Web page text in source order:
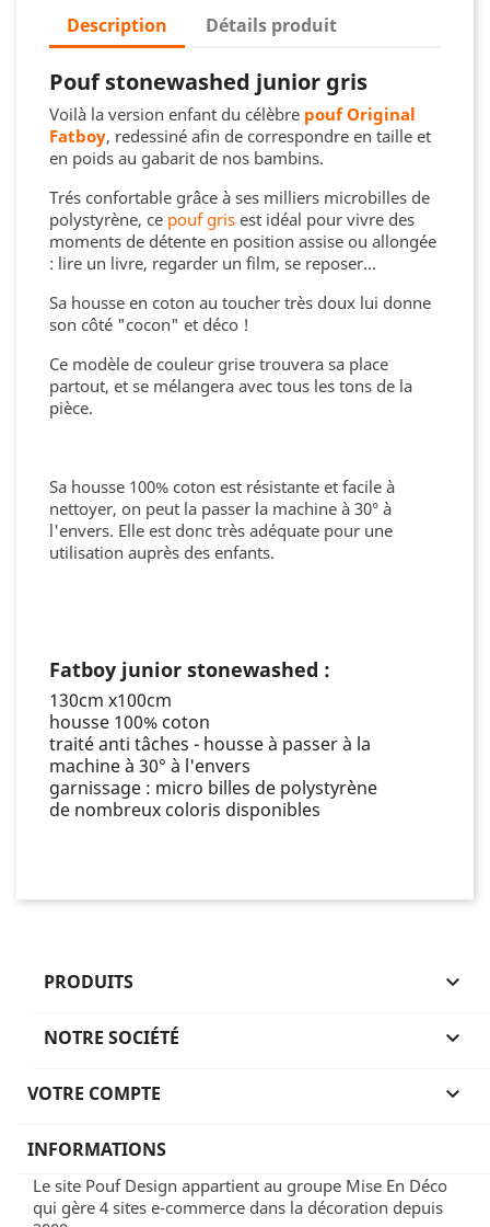
Description Détails produit
Pouf stonewashed junior gris
Voilà la version enfant du célèbre pouf Original
Fatboy, redessiné afin de correspondre en taille et
en poids au gabarit de nos bambins.
Trés confortable grâce à ses milliers microbilles de
polystyrène, ce pouf gris est idéal pour vivre des
moments de détente en position assise ou allongée
: lire un livre, regarder un film, se reposer...
Sa housse en coton au toucher très doux lui donne
son côté "cocon" et déco !
Ce modèle de couleur grise trouvera sa place
partout, et se mélangera avec tous les tons de la
pièce.
Sa housse 100% coton est résistante et facile à
nettoyer, on peut la passer la machine à 30° à
l'envers. Elle est donc très adéquate pour une
utilisation auprès des enfants.
Fatboy junior stonewashed :
130cm x100cm
housse 100% coton
traité anti tâches - housse à passer à la
machine à 30° à l'envers
garnissage : micro billes de polystyrène
de nombreux coloris disponibles
PRODUITS 
NOTRE SOCIÉTÉ 
VOTRE COMPTE 
INFORMATIONS
Le site Pouf Design appartient au groupe Mise En Déco
qui gère 4 sites e-commerce dans la décoration depuis